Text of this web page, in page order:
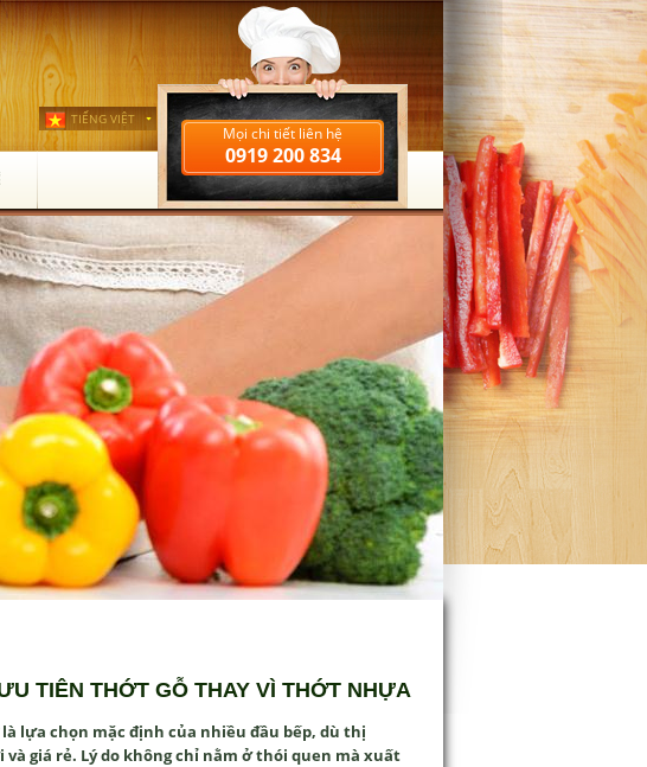
TIẾNG VIỆT
Mọi chi tiết liên hệ
0919 200 834
TIÊN THỚT GỖ THAY VÌ THỚT NHỰA
à lựa chọn mặc định của nhiều đầu bếp, dù thị
và giá rẻ. Lý do không chỉ nằm ở thói quen mà xuất